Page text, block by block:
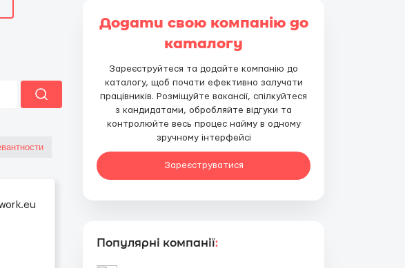
Додати свою компанію до
каталогу
Зареєструйтеся та додайте компанію до
каталогу, щоб почати ефективно залучати
працівників. Розміщуйте вакансії, спілкуйтеся
з кандидатами, обробляйте відгуки та
контролюйте весь процес найму в одному
зручному інтерфейсі
Зареєструватися
Популярні компанії: